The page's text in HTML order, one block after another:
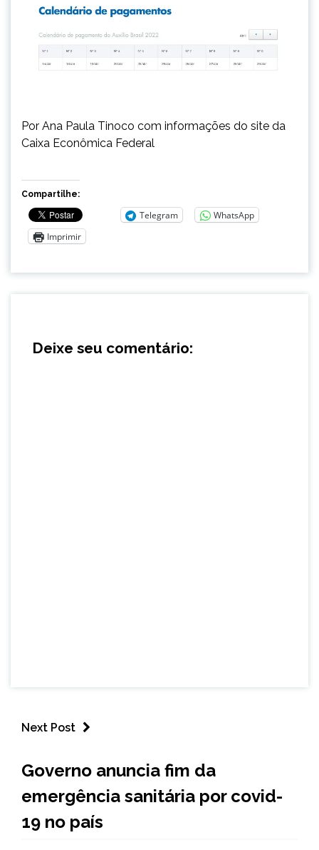
Por Ana Paula Tinoco com informações do site da
Caixa Econômica Federal
Compartilhe:
Telegram
WhatsApp
Imprimir
Deixe seu comentário:
Next Post
NOTÍCIAS
Governo anuncia fim da
emergência sanitária por covid-
19 no país